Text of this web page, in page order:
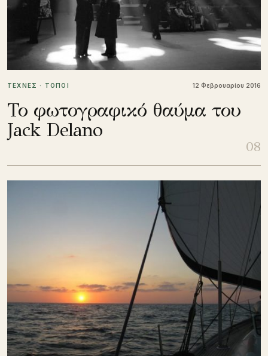
ΤΕΧΝΕΣ · ΤΟΠΟΙ 12 Φεβρουαρίου 2016
Το φωτογραφικό θαύμα του
Jack Delano
08